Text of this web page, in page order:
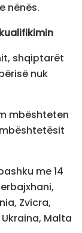
nënës.
shqiptarët
nuk
mbështeten
me 14
Zvicra,
Malta